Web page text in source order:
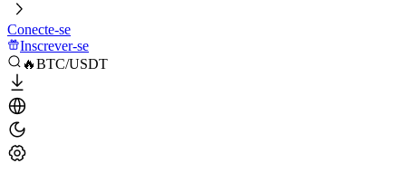
Conecte-se
Inscrever-se
🔥BTC/USDT